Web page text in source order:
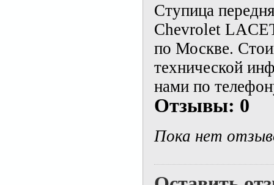
Ступица
Chevrolet
по Москве.
технической
нами по
Отзывы: 0
Пока нет